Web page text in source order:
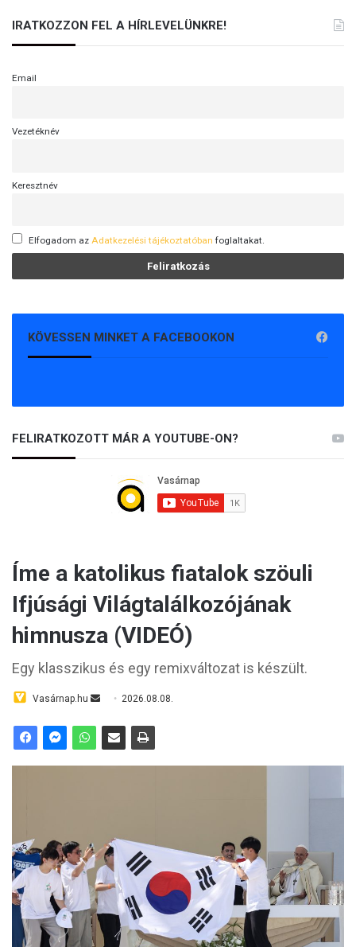
IRATKOZZON FEL A HÍRLEVELÜNKRE!
Email
Vezetéknév
Keresztnév
Elfogadom az Adatkezelési tájékoztatóban foglaltakat.
KÖVESSEN MINKET A FACEBOOKON
FELIRATKOZOTT MÁR A YOUTUBE-ON?